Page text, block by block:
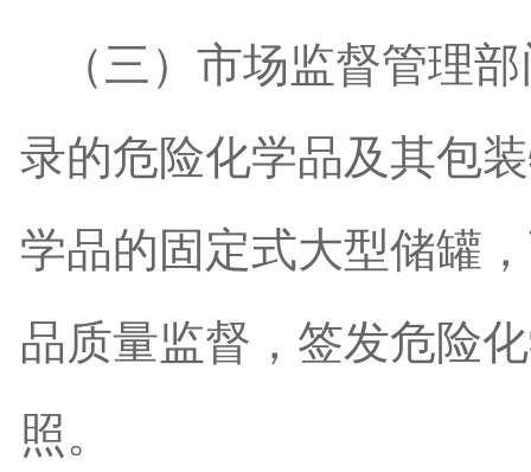
（三）市场监督管理
录的危险化学品及其包
学品的固定式大型储罐
品质量监督，签发危险
照。